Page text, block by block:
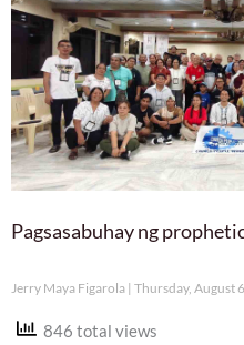
Pagsasabuhay ng
Jerry Maya Figarola Thursday, August
846 total views